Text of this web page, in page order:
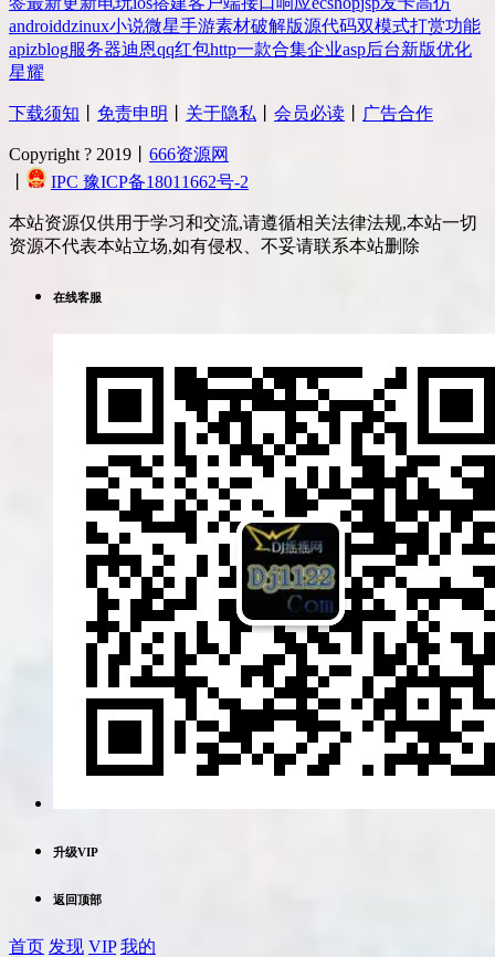
androiddzinux小说微星手游素材破解版源代码双模式打赏功能
apizblog服务器迪恩qq红包http一款合集企业asp后台新版优化
星耀
下载须知 免责申明 关于隐私 会员必读 广告合作
Copyright ? 2019丨 666资源网
IPC 豫ICP备18011662号-2
本站资源仅供用于学习和交流,请遵循相关法律法规,本站一切
资源不代表本站立场,如有侵权、不妥请联系本站删除
在线客服
升级VIP
返回顶部
首页 发现 VIP 我的